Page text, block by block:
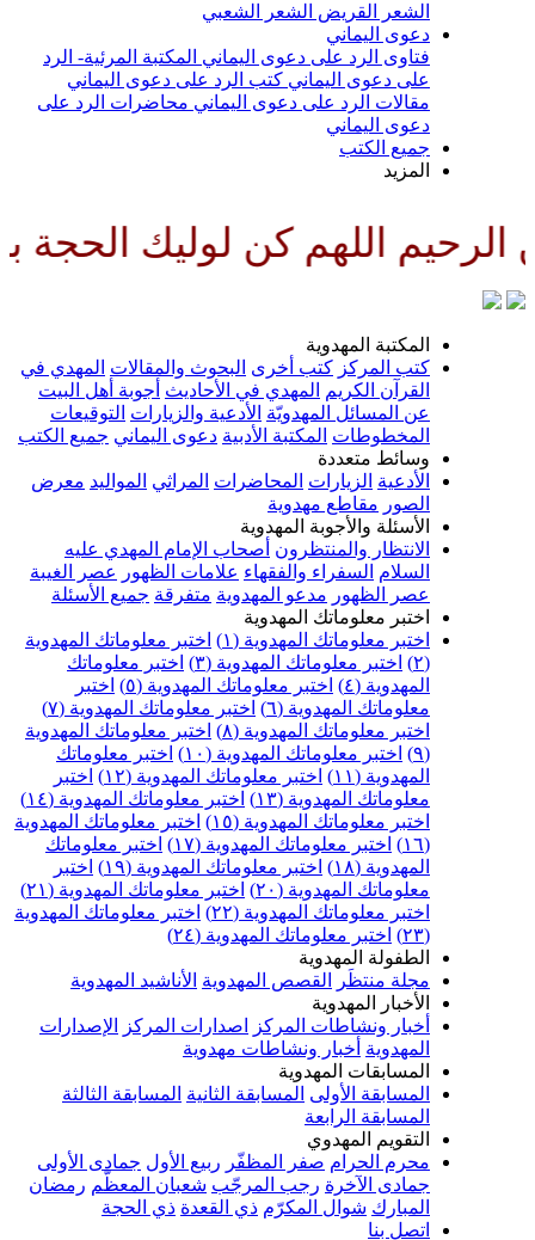
الشعر الشعبي
اليماني
الرد على دعوى اليماني المكتبة المرئية- الرد
دعوى اليماني كتب الرد على دعوى اليماني
الرد على دعوى اليماني محاضرات الرد على
كن لوليك الحجة بن الحسن
المهدوية
كتب أخرى البحوث والمقالات المهدي في
المهدي في الأحاديث أجوبة أهل البيت
المسائل المهدويّة الأدعية والزيارات التوقيعات
المكتبة الأدبية دعوى اليماني جميع الكتب
متعددة
الزيارات المحاضرات المراثي المواليد معرض
مقاطع مهدوية
والأجوبة المهدوية
والمنتظرون أصحاب الإمام المهدي عليه
السفراء والفقهاء علامات الظهور عصر الغيبة
مدعو المهدوية متفرقة جميع الأسئلة
معلوماتك المهدوية
معلوماتك المهدوية (١)
اختبر معلوماتك المهدوية
اختبر معلوماتك المهدوية (٣)
اختبر معلوماتك
اختبر معلوماتك المهدوية (٥)
اختبر
المهدوية (٦)
اختبر معلوماتك المهدوية (٧)
معلوماتك المهدوية (٨)
اختبر معلوماتك المهدوية
اختبر معلوماتك المهدوية (١٠)
اختبر معلوماتك
اختبر معلوماتك المهدوية (١٢)
اختبر
المهدوية (١٣)
اختبر معلوماتك المهدوية (١٤)
معلوماتك المهدوية (١٥)
اختبر معلوماتك المهدوية
اختبر معلوماتك المهدوية (١٧)
اختبر معلوماتك
اختبر معلوماتك المهدوية (١٩)
اختبر
المهدوية (٢٠)
اختبر معلوماتك المهدوية (٢١)
معلوماتك المهدوية (٢٢)
اختبر معلوماتك المهدوية
اختبر معلوماتك المهدوية (٢٤)
المهدوية
منتظَر
القصص المهدوية الأناشيد المهدوية
المهدوية
ونشاطات المركز اصدارات المركز الإصدارات
أخبار ونشاطات مهدوية
المهدوية
الأولى المسابقة الثانية المسابقة الثالثة
الرابعة
المهدوي
الحرام
صفر المظفّر ربيع الأول جمادى الأولى
رجب المرجّب شعبان المعظّم رمضان
شوال المكرّم ذي القعدة ذي الحجة